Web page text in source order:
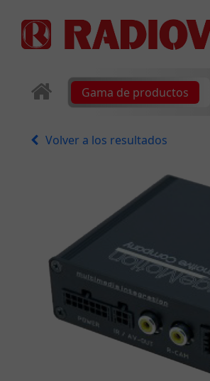
Gama de productos
Volver a los resultados